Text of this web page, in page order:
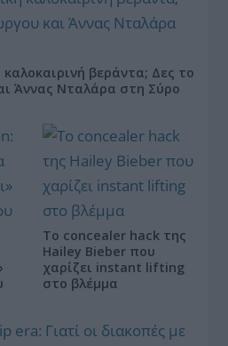
καλοκαιρινή βεράντα; Δες το
Άννας Νταλάρα στη Σύρο
Το concealer hack της
Hailey Bieber που
χαρίζει instant lifting
στο βλέμμα